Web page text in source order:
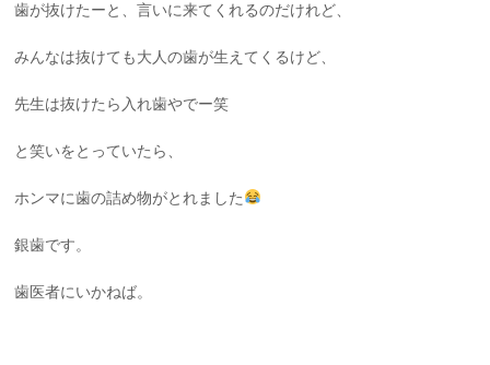
歯が抜けたーと、言いに来てくれるのだけれど、
みんなは抜けても大人の歯が生えてくるけど、
先生は抜けたら入れ歯やでー笑
と笑いをとっていたら、
ホンマに歯の詰め物がとれました
銀歯です。
歯医者にいかねば。